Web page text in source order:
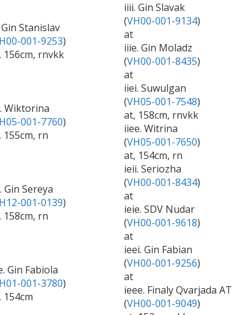
Stanislav
001-9253)
156cm, rnvkk
iiii. Gin Slavak
(VH00-001-9134)
at
iiie. Gin Moladz
(VH00-001-8435)
at
Wiktorina
001-7760)
155cm, rn
iiei. Suwulgan
(VH05-001-7548)
at, 158cm, rnvkk
iiee. Witrina
(VH05-001-7650)
at, 154cm, rn
Gin Sereya
001-0139)
158cm, rn
ieii. Seriozha
(VH00-001-8434)
at
ieie. SDV Nudar
(VH00-001-9618)
at
Gin Fabiola
001-3780)
154cm
ieei. Gin Fabian
(VH00-001-9256)
at
ieee. Finaly Qvarjada AT
(VH00-001-9049)